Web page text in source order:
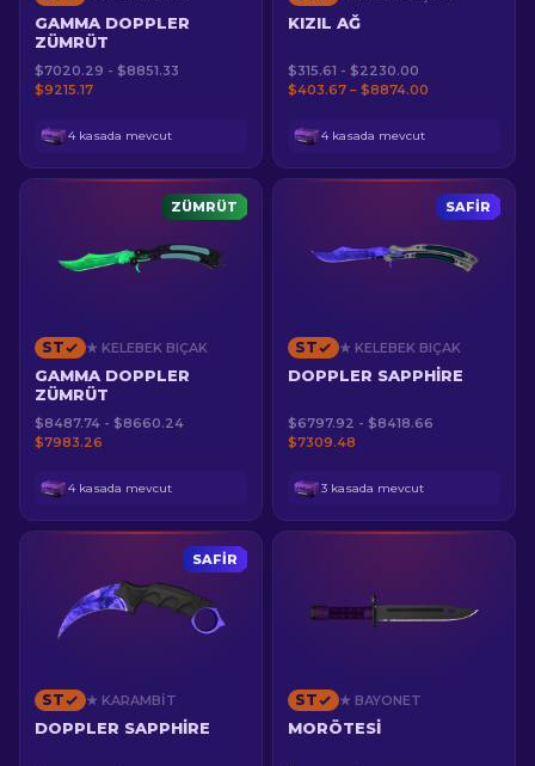
GAMMA DOPPLER
ZÜMRÜT
$7020.29 - $8851.33
$9215.17
4 kasada mevcut
KIZIL AĞ
$315.61 - $2230.00
$403.67 – $8874.00
4 kasada mevcut
ZÜMRÜT
ST ★ KELEBEK BIÇAK
GAMMA DOPPLER
ZÜMRÜT
$8487.74 - $8660.24
$7983.26
4 kasada mevcut
SAFIR
ST ★ KELEBEK BIÇAK
DOPPLER SAPPHIRE
$6797.92 - $8418.66
$7309.48
3 kasada mevcut
SAFIR
ST ★ KARAMBIT
DOPPLER SAPPHIRE
ST ★ BAYONET
MORÖTESI